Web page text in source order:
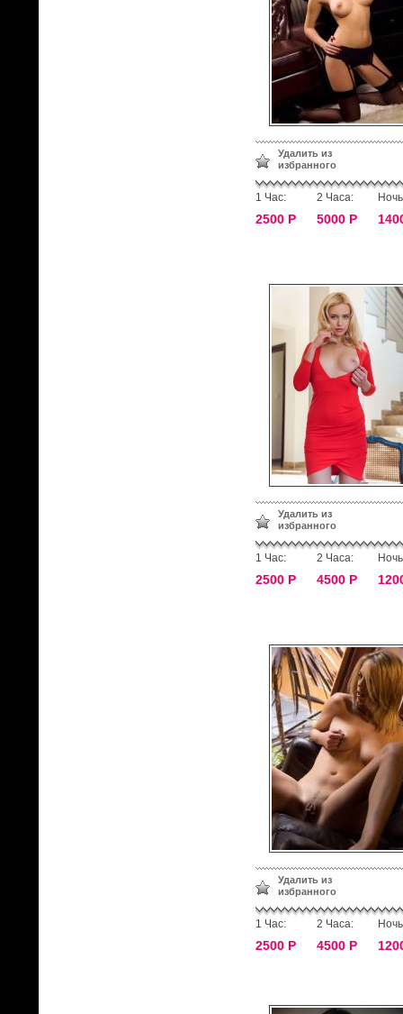
Удалить из
избранного
1 Час:
2500 Р
2 Часа:
5000 Р
Удалить из
избранного
1 Час:
2500 Р
2 Часа:
4500 Р
Удалить из
избранного
1 Час:
2500 Р
2 Часа:
4500 Р